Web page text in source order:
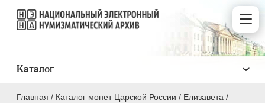
Главная / Каталог монет Царской России / Елизавета /
Каталог